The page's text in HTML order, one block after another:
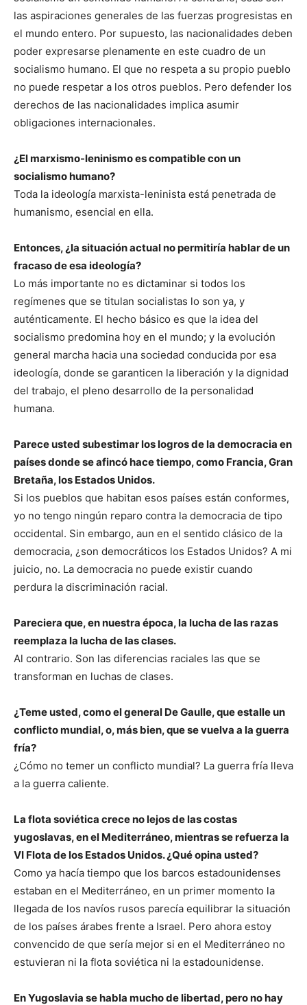
las aspiraciones generales de las fuerzas progresistas en
el mundo entero. Por supuesto, las nacionalidades deben
poder expresarse plenamente en este cuadro de un
socialismo humano. El que no respeta a su propio pueblo
no puede respetar a los otros pueblos. Pero defender los
derechos de las nacionalidades implica asumir
obligaciones internacionales.
¿El marxismo-leninismo es compatible con un
socialismo humano?
Toda la ideología marxista-leninista está penetrada de
humanismo, esencial en ella.
Entonces, ¿la situación actual no permitiría hablar de un
fracaso de esa ideología?
Lo más importante no es dictaminar si todos los
regímenes que se titulan socialistas lo son ya, y
auténticamente. El hecho básico es que la idea del
socialismo predomina hoy en el mundo; y la evolución
general marcha hacia una sociedad conducida por esa
ideología, donde se garanticen la liberación y la dignidad
del trabajo, el pleno desarrollo de la personalidad
humana.
Parece usted subestimar los logros de la democracia en
países donde se afincó hace tiempo, como Francia, Gran
Bretaña, los Estados Unidos.
Si los pueblos que habitan esos países están conformes,
yo no tengo ningún reparo contra la democracia de tipo
occidental. Sin embargo, aun en el sentido clásico de la
democracia, ¿son democráticos los Estados Unidos? A mi
juicio, no. La democracia no puede existir cuando
perdura la discriminación racial.
Pareciera que, en nuestra época, la lucha de las razas
reemplaza la lucha de las clases.
Al contrario. Son las diferencias raciales las que se
transforman en luchas de clases.
¿Teme usted, como el general De Gaulle, que estalle un
conflicto mundial, o, más bien, que se vuelva a la guerra
fría?
¿Cómo no temer un conflicto mundial? La guerra fría lleva
a la guerra caliente.
La flota soviética crece no lejos de las costas
yugoslavas, en el Mediterráneo, mientras se refuerza la
VI Flota de los Estados Unidos. ¿Qué opina usted?
Como ya hacía tiempo que los barcos estadounidenses
estaban en el Mediterráneo, en un primer momento la
llegada de los navíos rusos parecía equilibrar la situación
de los países árabes frente a Israel. Pero ahora estoy
convencido de que sería mejor si en el Mediterráneo no
estuvieran ni la flota soviética ni la estadounidense.
En Yugoslavia se habla mucho de libertad, pero no hay